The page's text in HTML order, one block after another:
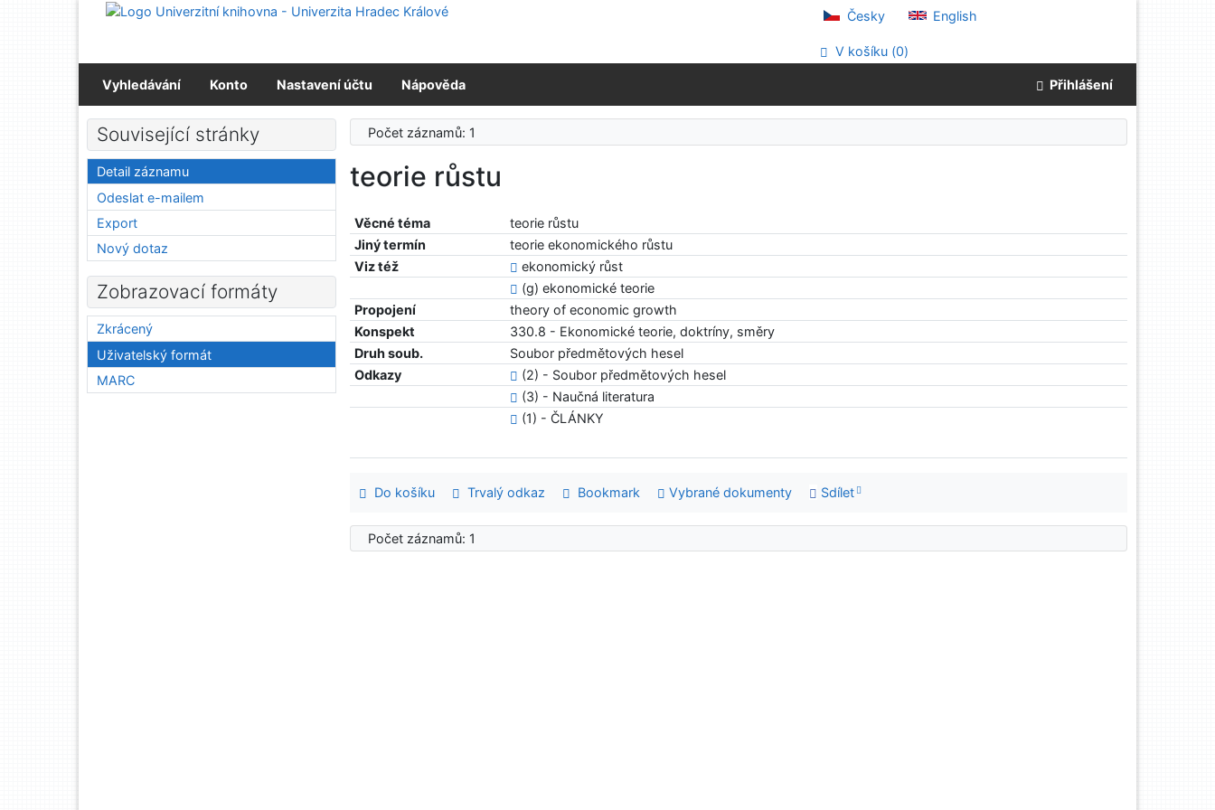
Přejít na obsah
Česky English
V košíku (0)
Vyhledávání Konto Nastavení účtu Nápověda Přihlášení
Počet záznamů: 1
teorie růstu
Věcné téma
teorie růstu
Jiný termín
teorie ekonomického růstu
Viz též
ekonomický růst
(g) ekonomické teorie
Propojení
theory of economic growth
Konspekt
330.8 - Ekonomické teorie, doktríny, směry
Druh soub.
Soubor předmětových hesel
Odkazy
(2) - Soubor předmětových hesel
(3) - Naučná literatura
(1) - ČLÁNKY
Do košíku Trvalý odkaz Bookmark Vybrané dokumenty Sdílet
Počet záznamů: 1
Související stránky
Detail záznamu
Odeslat e-mailem
Export
Nový dotaz
Zobrazovací formáty
Zkrácený
Uživatelský formát
MARC